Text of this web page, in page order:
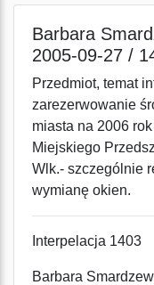
Barbara
2005-09-27 /
Przedmiot, temat
zarezerwowanie
miasta na 2006
Miejskiego
Wlk.- szczególnie
wymianę okien.
Interpelacja 1403
Barbara